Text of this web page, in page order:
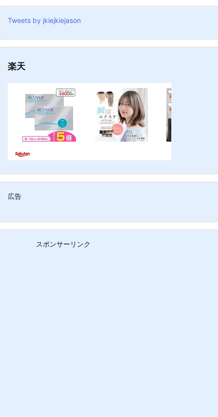
Tweets by jkiejkiejason
楽天
広告
スポンサーリンク